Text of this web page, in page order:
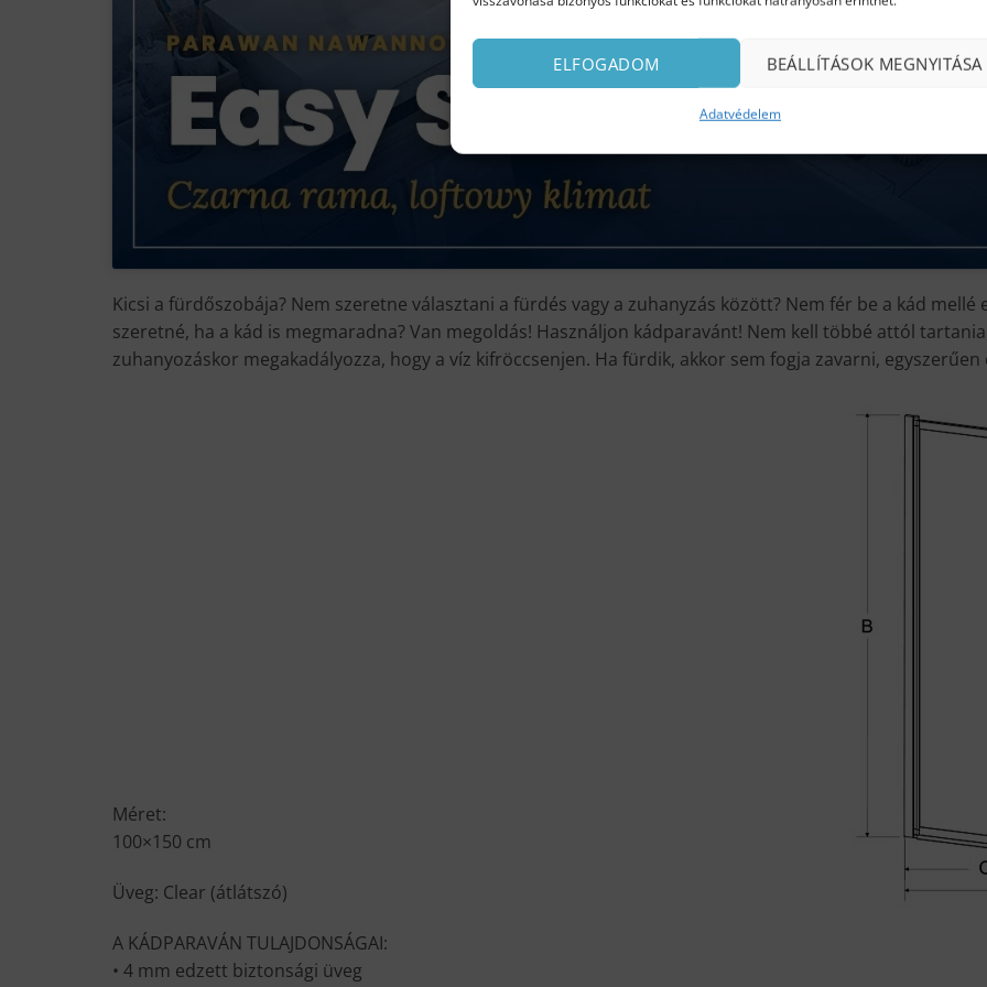
ELFOGADOM BEÁLLÍTÁSOK MEGNYITÁSA
Adatvédelem
Kicsi a fürdőszobája? Nem szeretne választani a fürdés vagy a zuhanyzás között? Nem fér be a kád
szeretné, ha a kád is megmaradna? Van megoldás! Használjon kádparavánt! Nem kell többé attól
zuhanyozáskor megakadályozza, hogy a víz kifröccsenjen. Ha fürdik, akkor sem fogja zavarni, egyszerűen
Méret:
100×150 cm
Üveg: Clear (átlátszó)
A KÁDPARAVÁN TULAJDONSÁGAI:
• 4 mm edzett biztonsági üveg